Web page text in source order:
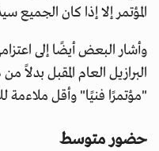
المؤتمر إلا إذا كان الجميع
وأشار البعض أيضًا إلى
البرازيل العام المقبل
"مؤتمرًا فنيًا" وأقل ملاءمة
حضور متوسط